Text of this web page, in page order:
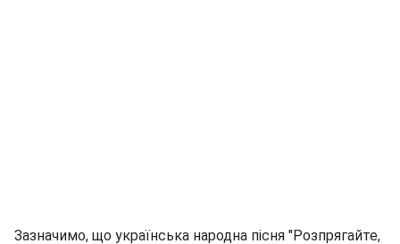
Зазначимо, що українська народна пісня "Розпрягайте,